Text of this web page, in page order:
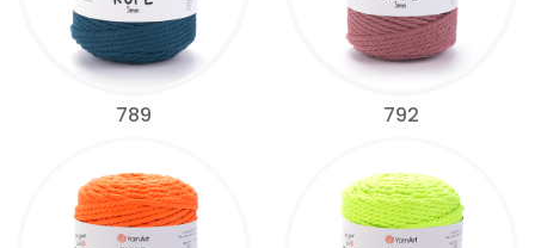
789 792